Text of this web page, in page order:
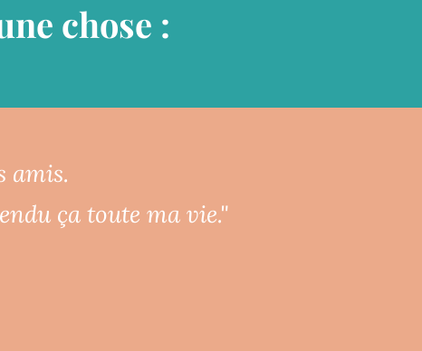
chose :
amis.
ça toute ma vie."